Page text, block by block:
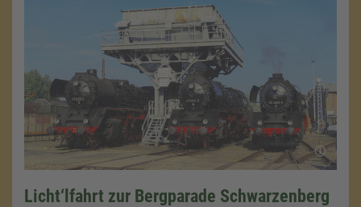
Licht‘lfahrt zur Bergparade Schwarzenberg